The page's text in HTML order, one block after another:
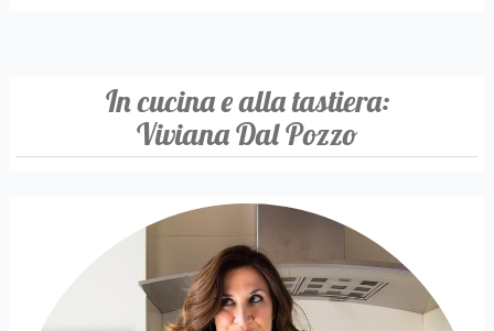
In cucina e alla tastiera:
Viviana Dal Pozzo